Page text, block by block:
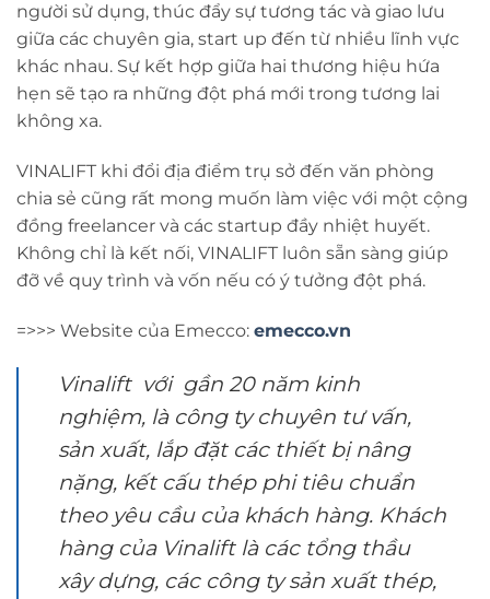
người sử dụng, thúc đẩy sự tương tác và giao lưu
giữa các chuyên gia, start up đến từ nhiều lĩnh vực
khác nhau. Sự kết hợp giữa hai thương hiệu hứa
hẹn sẽ tạo ra những đột phá mới trong tương lai
không xa.
VINALIFT khi đổi địa điểm trụ sở đến văn phòng
chia sẻ cũng rất mong muốn làm việc với một cộng
đồng freelancer và các startup đầy nhiệt huyết.
Không chỉ là kết nối, VINALIFT luôn sẵn sàng giúp
đỡ về quy trình và vốn nếu có ý tưởng đột phá.
=>>> Website của Emecco: emecco.vn
Vinalift với gần 20 năm kinh
nghiệm, là công ty chuyên tư vấn,
sản xuất, lắp đặt các thiết bị nâng
nặng, kết cấu thép phi tiêu chuẩn
theo yêu cầu của khách hàng. Khách
hàng của Vinalift là các tổng thầu
xây dựng, các công ty sản xuất thép,